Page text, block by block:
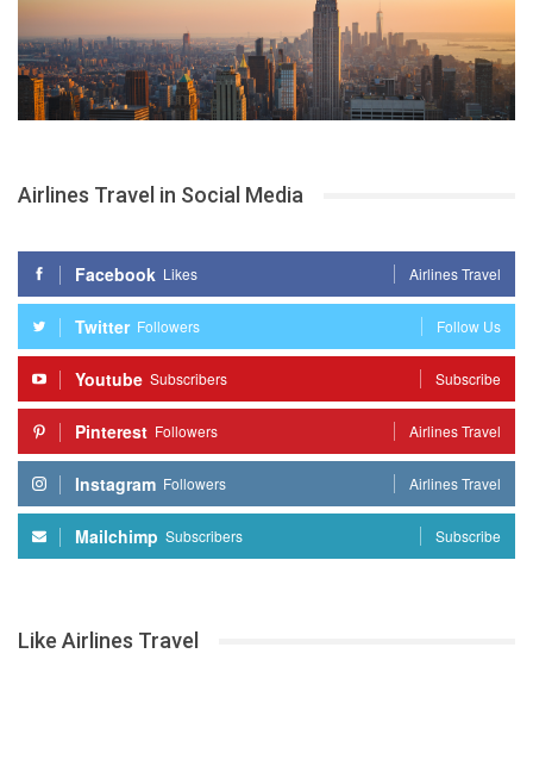
Airlines Travel in Social Media
Facebook Likes Airlines Travel
Twitter Followers Follow Us
Youtube Subscribers Subscribe
Pinterest Followers Airlines Travel
Instagram Followers Airlines Travel
Mailchimp Subscribers Subscribe
Like Airlines Travel